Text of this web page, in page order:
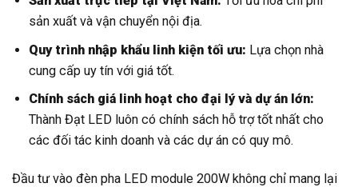
sản xuất và vận chuyển nội địa.
Quy trình nhập khẩu linh kiện tối ưu: Lựa chọn nhà
cung cấp uy tín với giá tốt.
Chính sách giá linh hoạt cho đại lý và dự án lớn:
Thành Đạt LED luôn có chính sách hỗ trợ tốt nhất cho
các đối tác kinh doanh và các dự án có quy mô.
Đầu tư vào đèn pha LED module 200W không chỉ mang lại